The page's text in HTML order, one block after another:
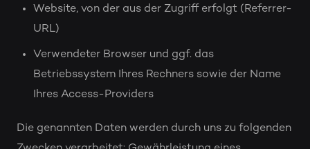
Website, von der aus der Zugriff erfolgt (Referrer-
URL)
Verwendeter Browser und ggf. das
Betriebssystem Ihres Rechners sowie der Name
Ihres Access-Providers
Die genannten Daten werden durch uns zu folgenden